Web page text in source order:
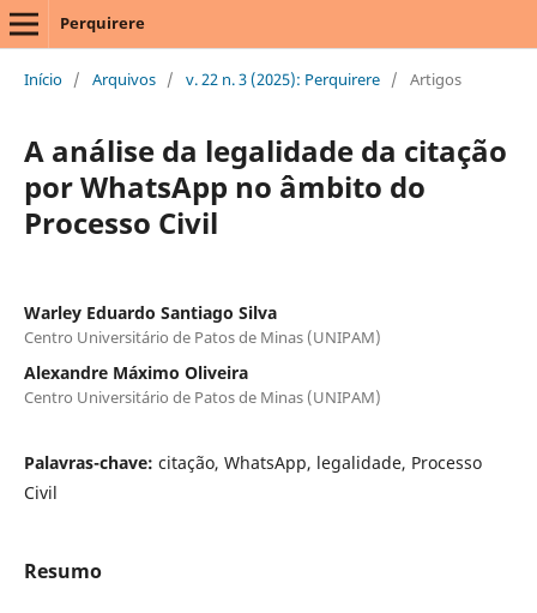
Perquirere
Início / Arquivos / v. 22 n. 3 (2025): Perquirere / Artigos
A análise da legalidade da citação
por WhatsApp no âmbito do
Processo Civil
Warley Eduardo Santiago Silva
Centro Universitário de Patos de Minas (UNIPAM)
Alexandre Máximo Oliveira
Centro Universitário de Patos de Minas (UNIPAM)
Palavras-chave: citação, WhatsApp, legalidade, Processo
Civil
Resumo